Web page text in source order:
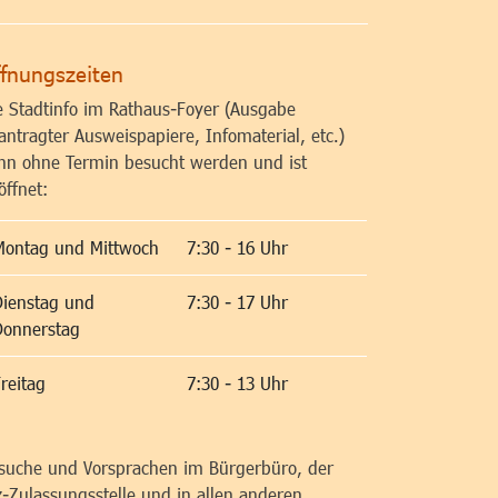
Stadtinfo im Rathaus-Foyer (Ausgabe
Ausweispapiere, Infomaterial, etc.)
ohne Termin besucht werden und ist
und Mittwoch 7:30 - 16 Uhr
und
7:30 - 17 Uhr
7:30 - 13 Uhr
und Vorsprachen im Bürgerbüro, der